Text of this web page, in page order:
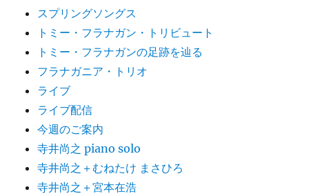
スプリングソングス
トミー・フラナガン・トリビュート
トミー・フラナガンの足跡を辿る
フラナガニア・トリオ
ライブ
ライブ配信
今週のご案内
寺井尚之 piano solo
寺井尚之＋むねたけ まさひろ
寺井尚之＋宮本在浩